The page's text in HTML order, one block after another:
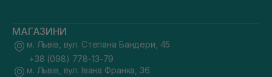
МАГАЗИНИ
м. Львів, вул. Степана Бандери, 45
+38 (098) 778-13-79
м. Львів, вул. Івана Франка, 36